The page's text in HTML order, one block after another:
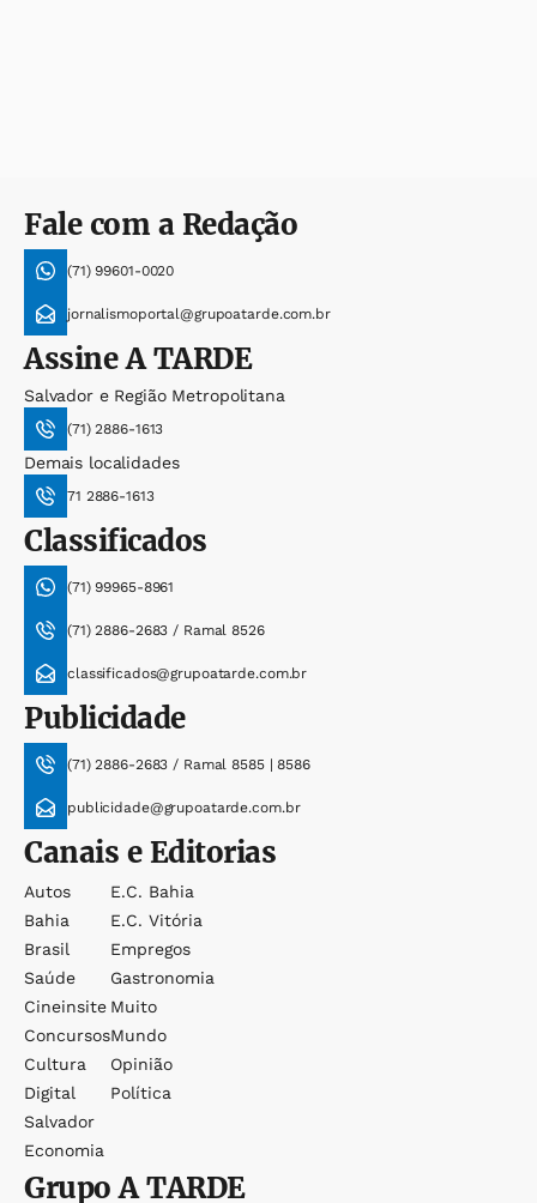
Fale com a Redação
(71) 99601-0020
jornalismoportal@grupoatarde.com.br
AssineA TARDE
Salvador e Região Metropolitana
(71) 2886-1613
Demais localidades
71 2886-1613
Classificados
(71) 99965-8961
(71) 2886-2683 / Ramal 8526
classificados@grupoatarde.com.br
Publicidade
(71) 2886-2683 / Ramal 8585 | 8586
publicidade@grupoatarde.com.br
Canais e Editorias
Autos
Bahia
Brasil
Saúde
Cineinsite
Concursos
Cultura
Digital
Salvador
Economia
E.c. Bahia
E.c. Vitória
Empregos
Gastronomia
Muito
Mundo
Opinião
Política
GrupoA TARDE